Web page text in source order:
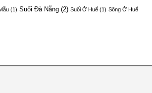
(1) Suối Đà Nẵng (2) Suối Ở Huế (1) Sông Ở Huế